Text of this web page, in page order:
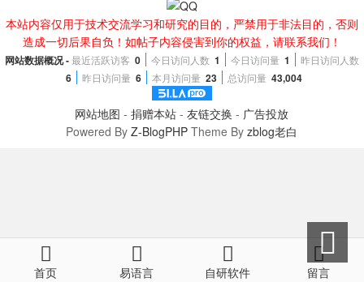
本站内容仅用于技术交流学习和研究的目的，严禁用于非法目的，否则
造成一切后果自负！如帖子内容侵害到你的权益，请联系我们！
网站数据概况 -最近活跃访客 0 今日访问人数 1 今日访问量 1 昨日访问人数
6 昨日访问量 6 本月访问量 23 总访问量 43,004
网站地图 -捐赠本站 -友链交换 - 广告投放
Powered ByZ-BlogPHP Theme Byzblog老白
首页 易语言 自研软件 留言